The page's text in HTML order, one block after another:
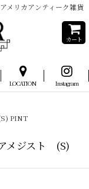
メリカアンティーク雑貨
カート
LOCATION Instagram
PINT
メジスト (S)